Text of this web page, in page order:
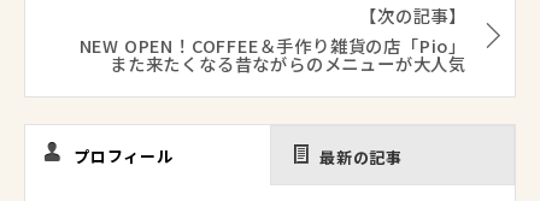
【次の記事】
NEW OPEN！COFFEE＆手作り雑貨の店「Pio」
また来たくなる昔ながらのメニューが大人気
プロフィール 最新の記事